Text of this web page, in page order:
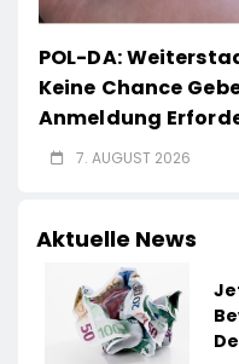
POL-DA:
Keine Chance
Anmeldung
7. AUGUST 2026
Aktuelle News